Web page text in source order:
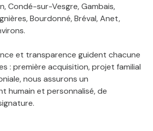
Condé-sur-Vesgre, Gambais,
Bourdonné, Bréval, Anet,
et transparence guident chacune
: première acquisition, projet familial
nous assurons un
humain et personnalisé, de